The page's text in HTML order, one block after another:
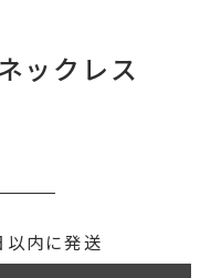
ックレス
選択ください
内に発送